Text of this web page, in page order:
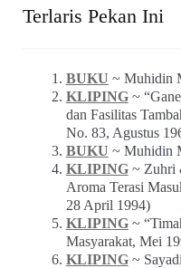
Terlaris Pekan Ini
BUKU ~ Muhidin
KLIPING~
dan Fasilitas
No. 83, Agustus
BUKU ~ Muhidin
KLIPING~ Zuhri
Aroma Terasi
28 April 1994)
KLIPING~
Masyarakat, Mei
KLIPING~